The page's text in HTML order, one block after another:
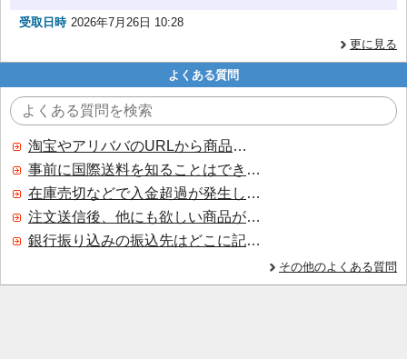
受取日時 2026年7月26日 10:28
更に見る
よくある質問
淘宝やアリババのURLから商品を探すことはできますか？
事前に国際送料を知ることはできますか？
在庫売切などで入金超過が発生した場合はいつ返金されますか？
注文送信後、他にも欲しい商品が見つかった場合、追加注文できますか？
銀行振り込みの振込先はどこに記載されていますか？
その他のよくある質問